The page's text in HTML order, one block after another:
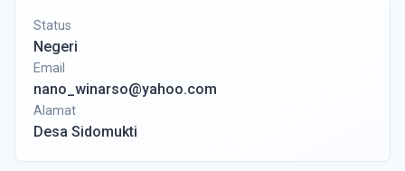
Status
Negeri
Email
nano_winarso@yahoo.com
Alamat
Desa Sidomukti